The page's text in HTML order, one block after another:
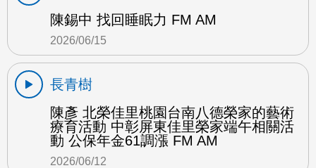
陳錫中 找回睡眠力 FM AM
2026/06/15
長青樹
陳彥 北榮佳里桃園台南八德榮家的藝術
療育活動 中彰屏東佳里榮家端午相關活
動 公保年金61調漲 FM AM
2026/06/12